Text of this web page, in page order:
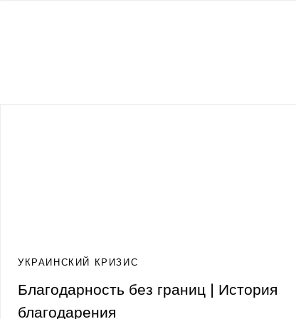
УКРАИНСКИЙ КРИЗИС
Благодарность без границ | История
благодарения